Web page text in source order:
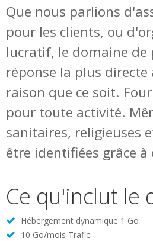
Que nous parlions
pour les clients, ou
lucratif, le domaine
réponse la plus
raison que ce soit.
pour toute activité.
sanitaires, religieuses
être identifiées grâce
Ce qu'inclut le
Hébergement dynamique 1 Go
10 Go/mois Trafic